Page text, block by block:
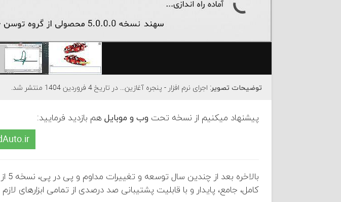
توضیحات تصویر: اجرای نرم افزار - پنجره آغازین... در تاریخ 4 فروردین 1404 منتشر شد.
پیشنهاد میکنیم از نسخه تحت وب و موبایل هم بازدید فرمایید:
بالاخره بعد از چندین سال توسعه و تغییرات مداوم و پی در پی، نسخه 5 از
کامل، جامع، پایدار و با قابلیت پشتیبانی صد درصدی از تمامی ابزارهای لازم جهت ثبت